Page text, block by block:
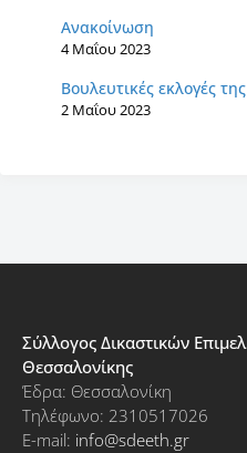
Ανακοίνωση
4 Μαΐου 2023
Βουλευτικές εκλογές
2 Μαΐου 2023
Σύλλογος Δικαστικών
Θεσσαλονίκης
Έδρα: Θεσσαλονίκη
Τηλέφωνο: 2310517026
E-mail: info@sdeeth.gr